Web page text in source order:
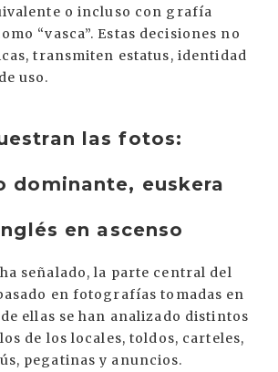
o incluso con grafía
“vasca”. Estas decisiones no
transmiten estatus, identidad
uso.
las fotos:
dominante, euskera
en ascenso
señalado, la parte central del
en fotografías tomadas en
ellas se han analizado distintos
de los locales, toldos, carteles,
pegatinas y anuncios.